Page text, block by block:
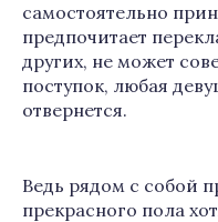
самостоятельно
предпочитает
других, не может
поступок, любая
отвернется.
Ведь рядом с собой
прекрасного пола